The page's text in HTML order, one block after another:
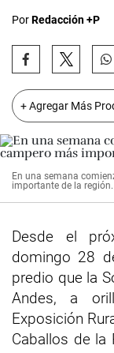
PorRedacción +P
+ Agregar Más
En una semana
importante de la
Desde el
domingo 28
predio que la
Andes, a
Exposición
Caballos de la